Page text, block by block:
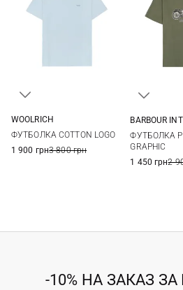
WOOLRICH
ФУТБОЛКА COTTON LOGO
1 900 грн3 800 грн
BARBOUR
ФУТБОЛКА
GRAPHIC
1 450 грн2
-10% НА ЗАКАЗ